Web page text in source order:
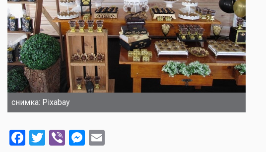
снимка: Pixabay
Facebook
Twitter
ViberMessenger